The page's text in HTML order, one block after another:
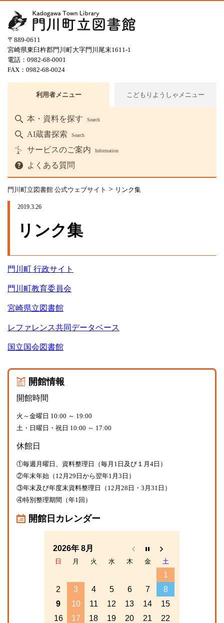
〒889-0611
宮崎県東臼杵郡門川町大字門川尾末1611-1
電話：0982-68-0001
FAX：0982-68-0024
利用者メニュー こどもりようしゃメニュー
本・資料を探す Search
AI蔵書探索 Search
サービスのご案内 Information
よくある質問
開館情報
開館時間
火～金曜日 10:00 ～ 19:00
土・日曜日・祝日 10:00 ～ 17:00
休館日
①毎週月曜日、資料整理日（毎月1日及び１月4日）
②年末年始（12月29日から翌年1月3日）
③年末及び年度末資料整理日（12月28日・3月31日）
④特別整理期間（年1回）
開館日カレンダー
2026年 8月
日 月 火 水 木 金 土
1
2
3 4 5 6 7
8
9
10 11 12 13 14
15
16
17 18 19 20 21
22
門川町立図書館 公式ウェブサイト > リンク集
2019.3.26
リンク集
門川町 行政サイト
門川町教育委員会
宮崎県立図書館
レファレンス共同データベース
国立国会図書館